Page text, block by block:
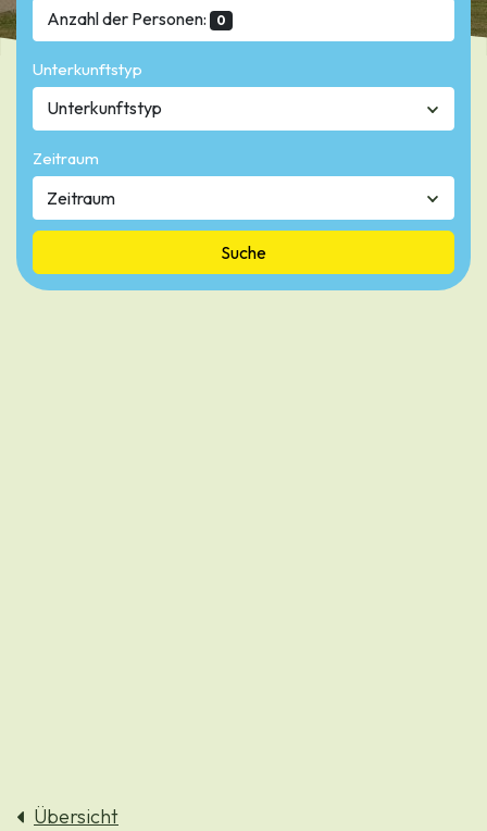
Unterkunftstyp
Unterkunftstyp
Zeitraum
Anzahl der Personen: 0
Suche
Übersicht